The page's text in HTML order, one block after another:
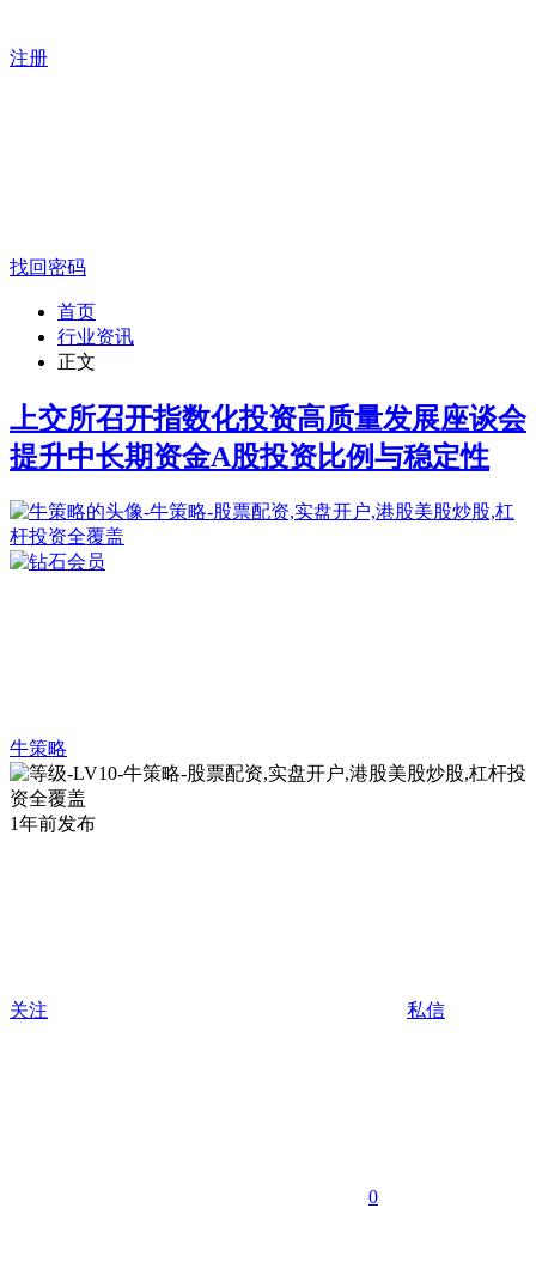
注册
找回密码
首页
行业资讯
正文
上交所召开指数化投资高质量发展座谈会
提升中长期资金A股投资比例与稳定性
牛策略
1年前发布
关注 私信
0